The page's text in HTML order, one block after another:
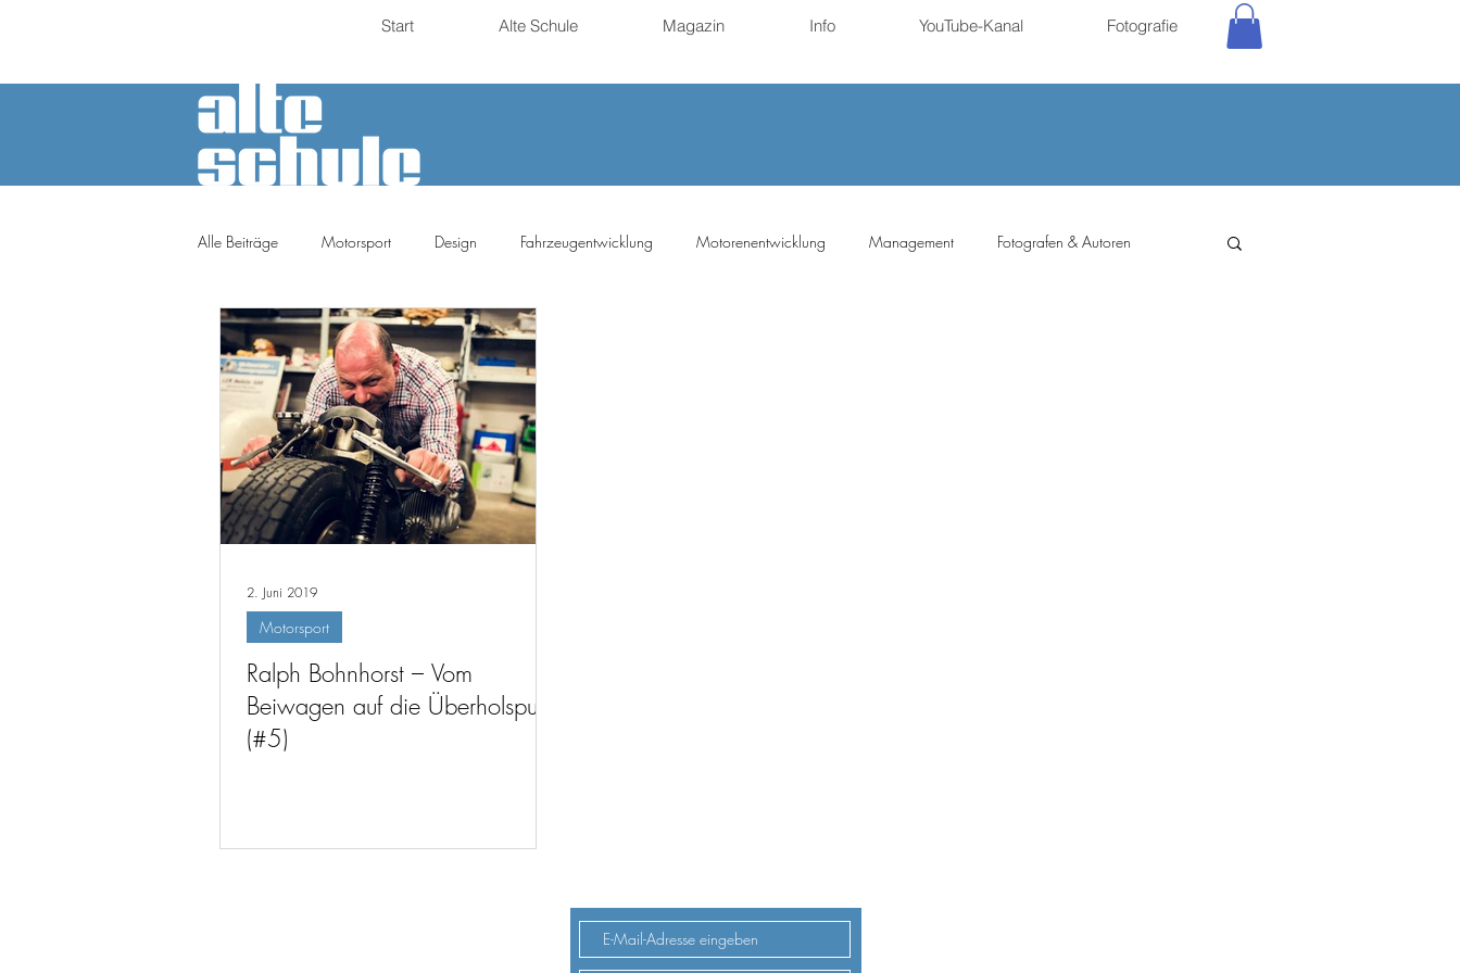
Start Alte Schule Magazin Info YouTube-Kanal Fotografie
Alle Beiträge Motorsport Design Fahrzeugentwicklung Motorenentwicklung Management Fotografen & Autoren
Petrolheads Meinung Tuning
Ralph Bohnhorst – Vom
Beiwagen auf die Überholspur
(#5)
Motorsport
2. Juni 2019